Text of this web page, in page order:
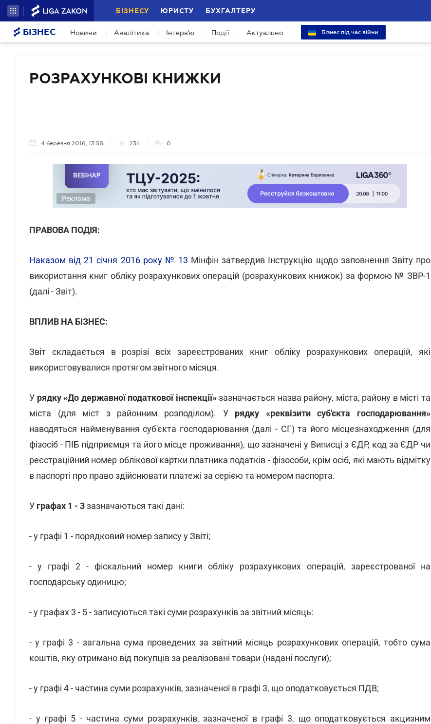
БІЗНЕСУ ЮРИСТУ БУХГАЛТЕРУ
БІЗНЕС Новини Аналітика Інтерв'ю Події Актуально Бізнес під час війни
РОЗРАХУНКОВІ КНИЖКИ
4 березня 2016, 13:58 234 0
Реклама
ПРАВОВА ПОДІЯ:
Наказом від 21 січня 2016 року № 13 Мінфін затвердив Інструкцію щодо заповнення Звіту про
використання книг обліку розрахункових операцій (розрахункових книжок) за формою № ЗВР-1
(далі - Звіт).
ВПЛИВ НА БІЗНЕС:
Звіт складається в розрізі всіх зареєстрованих книг обліку розрахункових операцій, які
використовувалися протягом звітного місяця.
У рядку «До державної податкової інспекції»зазначається назва району, міста, району в місті та
міста (для міст з районним розподілом). У рядку «реквізити суб'єкта господарювання»
наводяться найменування суб'єкта господарювання (далі - СГ) та його місцезнаходження (для
фізосіб - ПІБ підприємця та його місце проживання), що зазначені у Виписці з ЄДР, код за ЄДР чи
реєстраційний номер облікової картки платника податків - фізособи, крім осіб, які мають відмітку
в паспорті про право здійснювати платежі за серією та номером паспорта.
У графах 1 - 3зазначаються такі дані:
- у графі 1 - порядковий номер запису у Звіті;
- у графі 2 - фіскальний номер книги обліку розрахункових операцій, зареєстрованої на
господарську одиницю;
- у графах 3 - 5 - записуються такі суми розрахунків за звітний місяць:
- у графі 3 - загальна сума проведених за звітний місяць розрахункових операцій, тобто сума
коштів, яку отримано від покупців за реалізовані товари (надані послуги);
- у графі 4 - частина суми розрахунків, зазначеної в графі 3, що оподатковується ПДВ;
- у графі 5 - частина суми розрахунків, зазначеної в графі 3, що оподатковується акцизним